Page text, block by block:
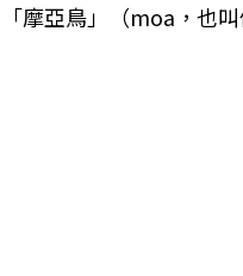
「摩亞鳥」（moa，也